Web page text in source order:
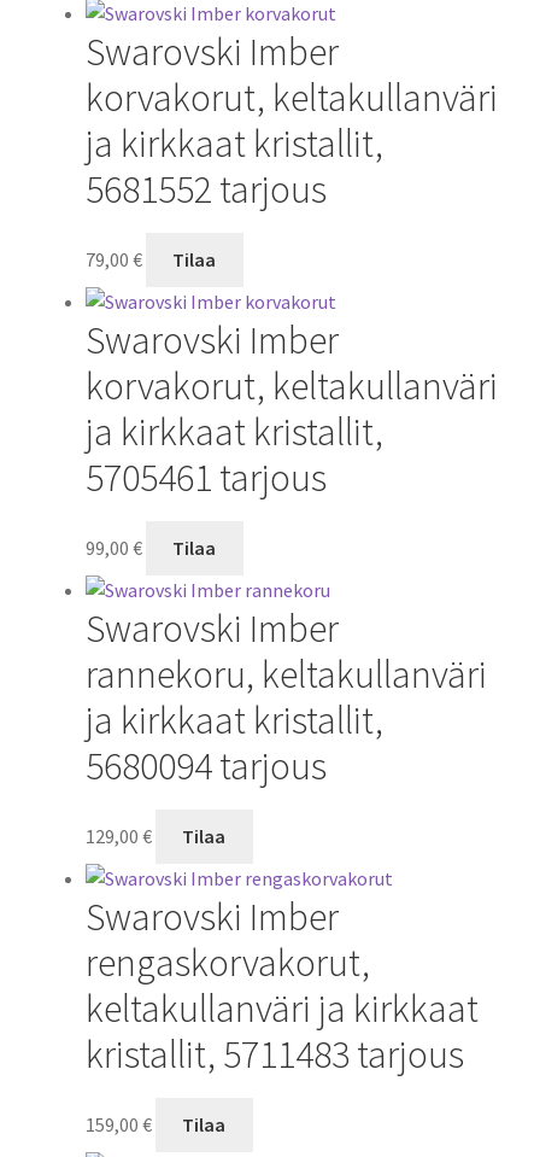
Swarovski Imber
korvakorut, keltakullanväri
ja kirkkaat kristallit,
5681552 tarjous
79,00 € Tilaa
Swarovski Imber
korvakorut, keltakullanväri
ja kirkkaat kristallit,
5705461 tarjous
99,00 € Tilaa
Swarovski Imber
rannekoru, keltakullanväri
ja kirkkaat kristallit,
5680094 tarjous
129,00 € Tilaa
Swarovski Imber
rengaskorvakorut,
keltakullanväri ja kirkkaat
kristallit, 5711483 tarjous
159,00 € Tilaa